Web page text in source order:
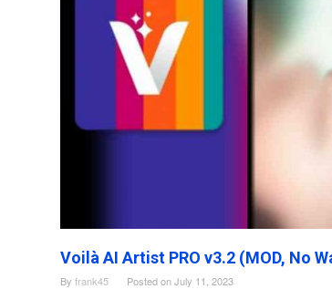
Voilà AI Artist PRO v3.2 (MOD, No
By frank45 Posted onJuly 11, 2023